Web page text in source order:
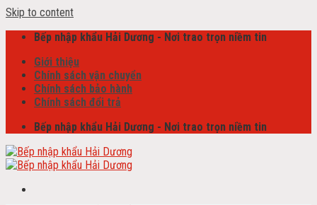
Skip to content
Bếp nhập khẩu Hải Dương - Nơi trao trọn niềm tin
Giới thiệu
Chính sách vận chuyển
Chính sách bảo hành
Chính sách đổi trả
Bếp nhập khẩu Hải Dương - Nơi trao trọn niềm tin